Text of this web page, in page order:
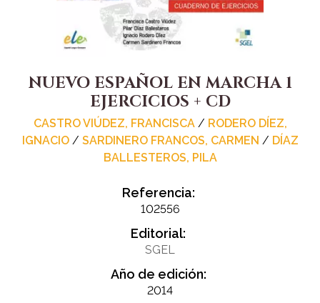
NUEVO ESPAÑOL EN MARCHA 1
EJERCICIOS + CD
CASTRO VIÚDEZ, FRANCISCA / RODERO DÍEZ,
IGNACIO / SARDINERO FRANCOS, CARMEN / DÍAZ
BALLESTEROS, PILA
Referencia:
102556
Editorial:
SGEL
Año de edición:
2014